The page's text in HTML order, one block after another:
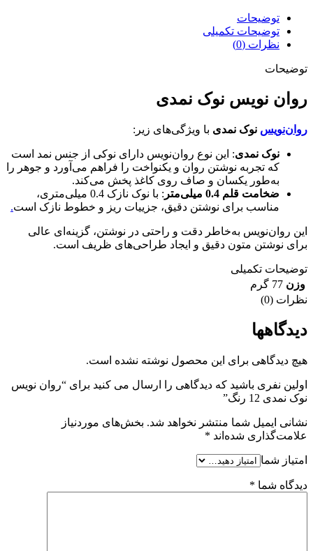
توضیحات
توضیحات تکمیلی
نظرات (0)
توضیحات
روان نویس نوک نمدی
روان‌نویس نوک نمدی با ویژگی‌های زیر:
نوک نمدی: این نوع روان‌نویس دارای نوکی از جنس نمد است
که تجربه نوشتن روان و یکنواخت را فراهم می‌آورد و جوهر را
به‌طور یکسان و صاف روی کاغذ پخش می‌کند.
ضخامت قلم 0.4 میلی‌متر
: با نوک نازک 0.4 میلی‌متری،
مناسب برای نوشتن دقیق، جزییات ریز و خطوط نازک است.
این روان‌نویس به‌خاطر دقت و راحتی در نوشتن، گزینه‌ای عالی
برای نوشتن متون دقیق و ایجاد طراحی‌های ظریف است.
توضیحات تکمیلی
وزن 77 گرم
نظرات (0)
دیدگاهها
هیچ دیدگاهی برای این محصول نوشته نشده است.
اولین نفری باشید که دیدگاهی را ارسال می کنید برای “روان نویس
نوک نمدی 12 رنگ”
نشانی ایمیل شما منتشر نخواهد شد. بخش‌های موردنیاز
علامت‌گذاری شده‌اند *
امتیاز شما
دیدگاه شما *